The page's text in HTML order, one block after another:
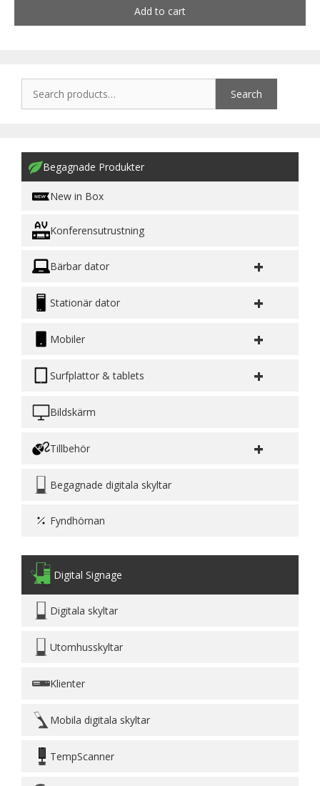
Add to cart
Search
Begagnade Produkter
New in Box
Konferensutrustning
Bärbar dator +
Stationär dator +
Mobiler +
Surfplattor & tablets +
Bildskärm
Tillbehör +
Begagnade digitala skyltar
Fyndhörnan
Digital Signage
Digitala skyltar
Utomhusskyltar
Klienter
Mobila digitala skyltar
TempScanner